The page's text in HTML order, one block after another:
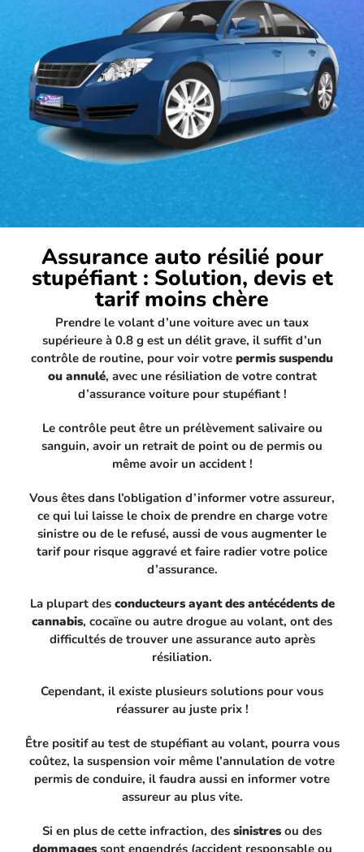
Assurance auto résilié pour
stupéfiant : Solution, devis et
tarif moins chère
Prendre le volant d’une voiture avec un taux
supérieure à 0.8 g est un délit grave, il suffit d’un
contrôle de routine, pour voir votre permis suspendu
ou annulé, avec une résiliation de votre contrat
d’assurance voiture pour stupéfiant !
Le contrôle peut être un prélèvement salivaire ou
sanguin, avoir un retrait de point ou de permis ou
même avoir un accident !
Vous êtes dans l’obligation d’informer votre assureur,
ce qui lui laisse le choix de prendre en charge votre
sinistre ou de le refusé, aussi de vous augmenter le
tarif pour risque aggravé et faire radier votre police
d’assurance.
La plupart des conducteurs ayant des antécédents de
cannabis, cocaïne ou autre drogue au volant, ont des
difficultés de trouver une assurance auto après
résiliation.
Cependant, il existe plusieurs solutions pour vous
réassurer au juste prix !
Être positif au test de stupéfiant au volant, pourra vous
coûtez, la suspension voir même l’annulation de votre
permis de conduire, il faudra aussi en informer votre
assureur au plus vite.
Si en plus de cette infraction, des sinistres ou des